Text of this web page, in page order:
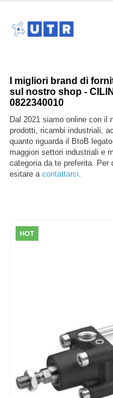
I migliori brand di
sul nostro shop -
0822340010
Dal 2021 siamo online con il
prodotti, ricambi industriali,
quanto riguarda il BtoB
maggiori settori industriali e
categoria da te preferita. Per
esitare a contattarci.
HOT